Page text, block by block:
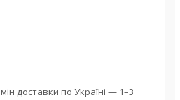
доставки по Україні — 1–3